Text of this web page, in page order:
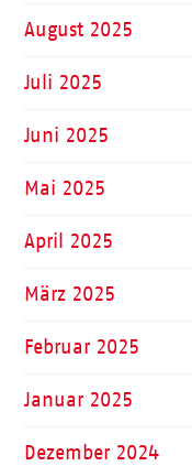
August 2025
Juli 2025
Juni 2025
Mai 2025
April 2025
März 2025
Februar 2025
Januar 2025
Dezember 2024